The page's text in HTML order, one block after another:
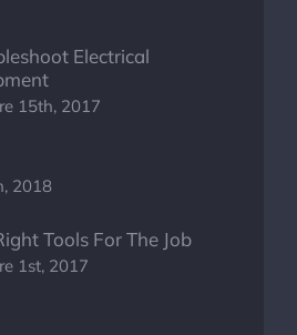
Electrical
15th, 2017
2018
Tools For The Job
1st, 2017